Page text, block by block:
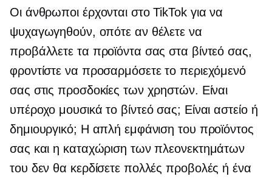
Οι άνθρωποι έρχονται στο TikTok για να
ψυχαγωγηθούν, οπότε αν θέλετε να
προβάλλετε τα προϊόντα σας στα βίντεό σας,
φροντίστε να προσαρμόσετε το περιεχόμενό
σας στις προσδοκίες των χρηστών. Είναι
υπέροχο μουσικά το βίντεό σας; Είναι αστείο ή
δημιουργικό; Η απλή εμφάνιση του προϊόντος
σας και η καταχώριση των πλεονεκτημάτων
του δεν θα κερδίσετε πολλές προβολές ή ένα